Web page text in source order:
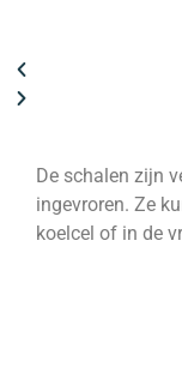
De schalen zijn
ingevroren. Ze
koelcel of in de